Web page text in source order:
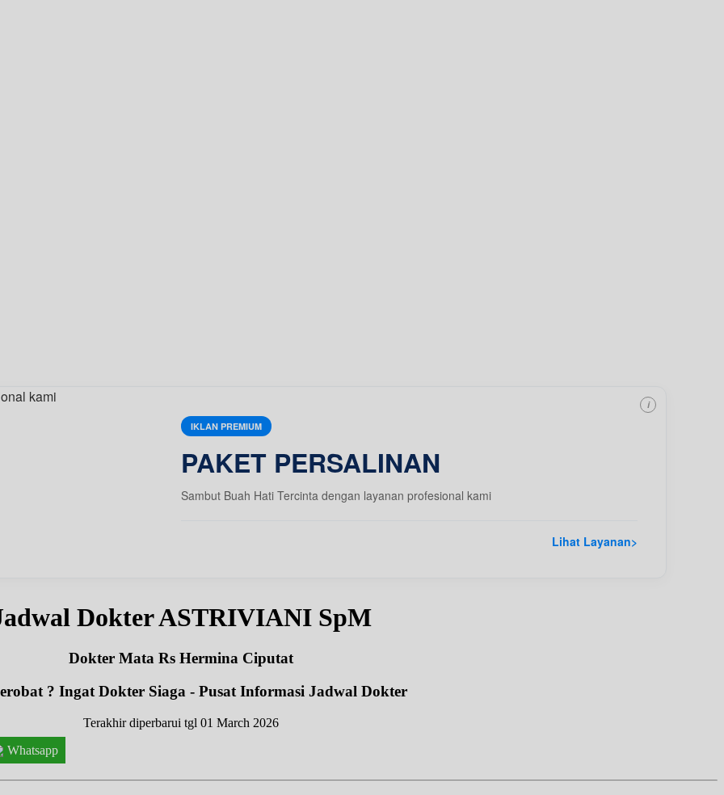
IKLAN PREMIUM
PAKET PERSALINAN
Sambut Buah Hati Tercinta dengan layanan profesional kami
Lihat Layanan>
i
Dokter ASTRIVIANI SpM
Dokter Mata Rs Hermina Ciputat
? Ingat Dokter Siaga - Pusat Informasi Jadwal Dokter
Terakhir diperbarui tgl 01 March 2026
Whatsapp